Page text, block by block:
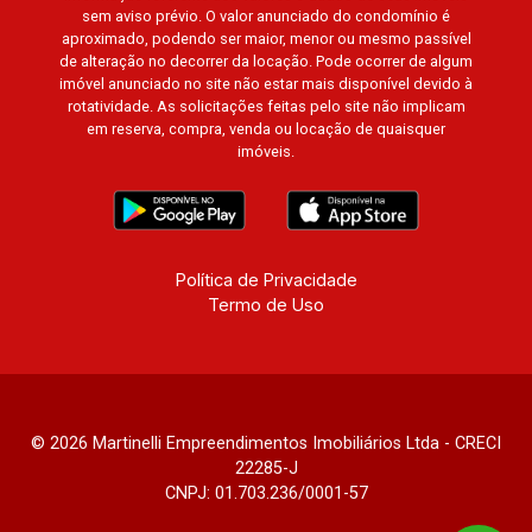
sem aviso prévio. O valor anunciado do condomínio é
aproximado, podendo ser maior, menor ou mesmo passível
de alteração no decorrer da locação. Pode ocorrer de algum
imóvel anunciado no site não estar mais disponível devido à
rotatividade. As solicitações feitas pelo site não implicam
em reserva, compra, venda ou locação de quaisquer
imóveis.
Política de Privacidade
Termo de Uso
© 2026 Martinelli Empreendimentos Imobiliários Ltda - CRECI
22285-J
CNPJ: 01.703.236/0001-57